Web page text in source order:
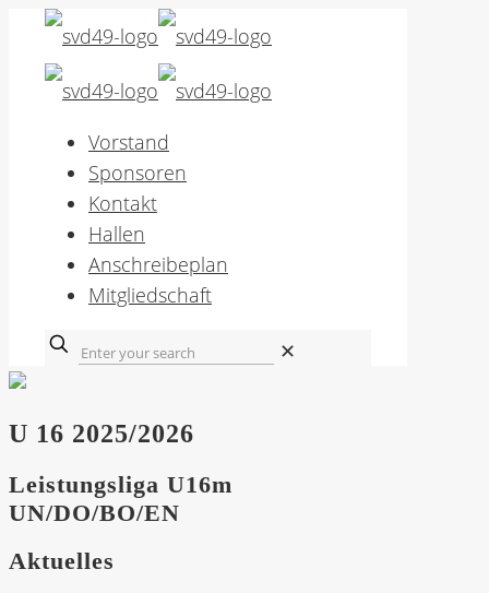
Vorstand
Sponsoren
Kontakt
Hallen
Anschreibeplan
Mitgliedschaft
✕
U 16 2025/2026
Leistungsliga U16m
UN/DO/BO/EN
Aktuelles